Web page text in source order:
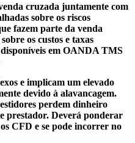
cruzada juntamente com
sobre os riscos
fazem parte da venda
os custos e taxas
disponíveis em OANDA TMS
e implicam um elevado
devido à alavancagem.
perdem dinheiro
prestador. Deverá ponderar
CFD e se pode incorrer no